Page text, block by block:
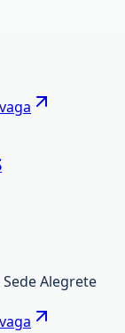
Sede Alegrete